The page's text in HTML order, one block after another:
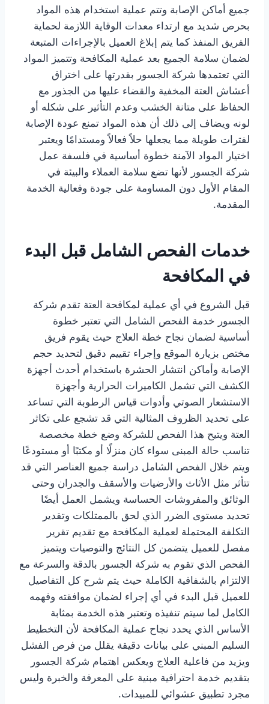
جميع أماكن الإصابة وتتم عملية استخدام هذه المواد
بحرص شديد مع ارتداء معدات الوقاية اللازمة لحماية
الفريق المنفذ كما يتم إبلاغ العميل بالإجراءات المتبعة
لضمان سلامة الجميع بعد عملية المكافحة وتتميز المواد
التي تعتمدها شركة الجسور بقدرتها على اختراق
أعشاش العتة المخفية والقضاء عليها من الجذور مع
الحفاظ على متانة الخشب وعدم التأثير على شكله أو
لونه ويضاف إلى ذلك أن هذه المواد تمنع عودة الإصابة
لفترات طويلة مما يجعلها حلاً فعالاً ومستدامًا ويعتبر
اختيار المواد الآمنة خطوة أساسية في فلسفة عمل
شركة الجسور لأنها تضع سلامة العملاء والبيئة في
المقام الأول دون المساومة على جودة وفعالية الخدمة
المقدمة.
خدمات الفحص الشامل قبل البدء
في المكافحة
قبل الشروع في أي عملية لمكافحة العتة تقدم شركة
الجسور خدمة الفحص الشامل التي تعتبر خطوة
أساسية لضمان نجاح خطة العلاج حيث يقوم فريق
مختص بزيارة الموقع وإجراء تقييم دقيق لتحديد حجم
الإصابة وأماكن انتشار الحشرة باستخدام أحدث أجهزة
الكشف التي تشمل الكاميرات الحرارية وأجهزة
الاستشعار الصوتي وأدوات قياس الرطوبة التي تساعد
على تحديد الظروف المثالية التي قد تشجع على تكاثر
العتة ويتيح هذا الفحص للشركة وضع خطة مخصصة
تناسب حالة المبنى سواء كان منزلًا أو مكتبًا أو مستودعًا
ويتم خلال الفحص الشامل دراسة جميع العناصر التي قد
تتأثر مثل الأثاث والأرضيات والأسقف والجدران وحتى
الوثائق والمفروشات الحساسة ويشمل العمل أيضًا
تحديد مستوى الضرر الذي لحق بالممتلكات وتقدير
التكلفة المحتملة لعملية المكافحة مع تقديم تقرير
مفصل للعميل يتضمن كل النتائج والتوصيات ويتميز
الفحص الذي تقوم به شركة الجسور بالدقة والسرعة مع
الالتزام بالشفافية الكاملة حيث يتم شرح كل التفاصيل
للعميل قبل البدء في أي إجراء لضمان موافقته وفهمه
الكامل لما سيتم تنفيذه وتعتبر هذه الخدمة بمثابة
الأساس الذي يحدد نجاح عملية المكافحة لأن التخطيط
السليم المبني على بيانات دقيقة يقلل من فرص الفشل
ويزيد من فاعلية العلاج ويعكس اهتمام شركة الجسور
بتقديم خدمة احترافية مبنية على المعرفة والخبرة وليس
مجرد تطبيق عشوائي للمبيدات.